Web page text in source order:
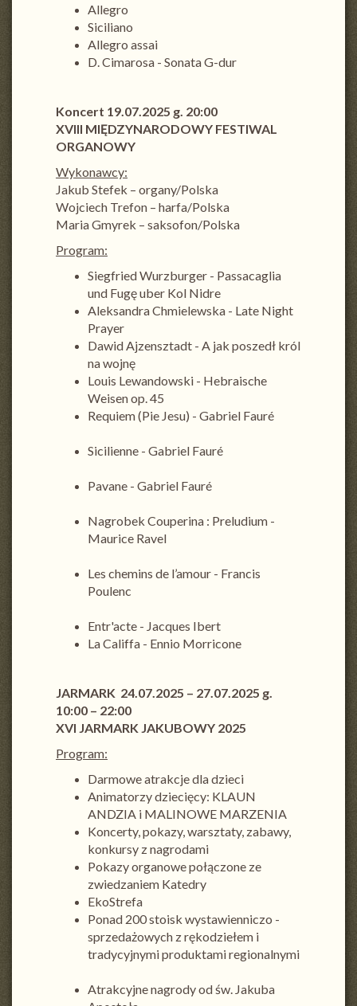
Allegro
Siciliano
Allegro assai
D. Cimarosa - Sonata G-dur
Koncert 19.07.2025 g. 20:00
XVIII MIĘDZYNARODOWY FESTIWAL
ORGANOWY
Wykonawcy:
Jakub Stefek – organy/Polska
Wojciech Trefon – harfa/Polska
Maria Gmyrek – saksofon/Polska
Program:
Siegfried Wurzburger - Passacaglia
und Fugę uber Kol Nidre
Aleksandra Chmielewska - Late Night
Prayer
Dawid Ajzensztadt - A jak poszedł król
na wojnę
Louis Lewandowski - Hebraische
Weisen op. 45
Requiem (Pie Jesu) - Gabriel Fauré
Sicilienne - Gabriel Fauré
Pavane - Gabriel Fauré
Nagrobek Couperina : Preludium -
Maurice Ravel
Les chemins de l’amour - Francis
Poulenc
Entr'acte - Jacques Ibert
La Califfa - Ennio Morricone
JARMARK 24.07.2025 – 27.07.2025 g.
10:00 – 22:00
XVI JARMARK JAKUBOWY 2025
Program:
Darmowe atrakcje dla dzieci
Animatorzy dziecięcy: KLAUN
ANDZIA i MALINOWE MARZENIA
Koncerty, pokazy, warsztaty, zabawy,
konkursy z nagrodami
Pokazy organowe połączone ze
zwiedzaniem Katedry
EkoStrefa
Ponad 200 stoisk wystawienniczo -
sprzedażowych z rękodziełem i
tradycyjnymi produktami regionalnymi
Atrakcyjne nagrody od św. Jakuba